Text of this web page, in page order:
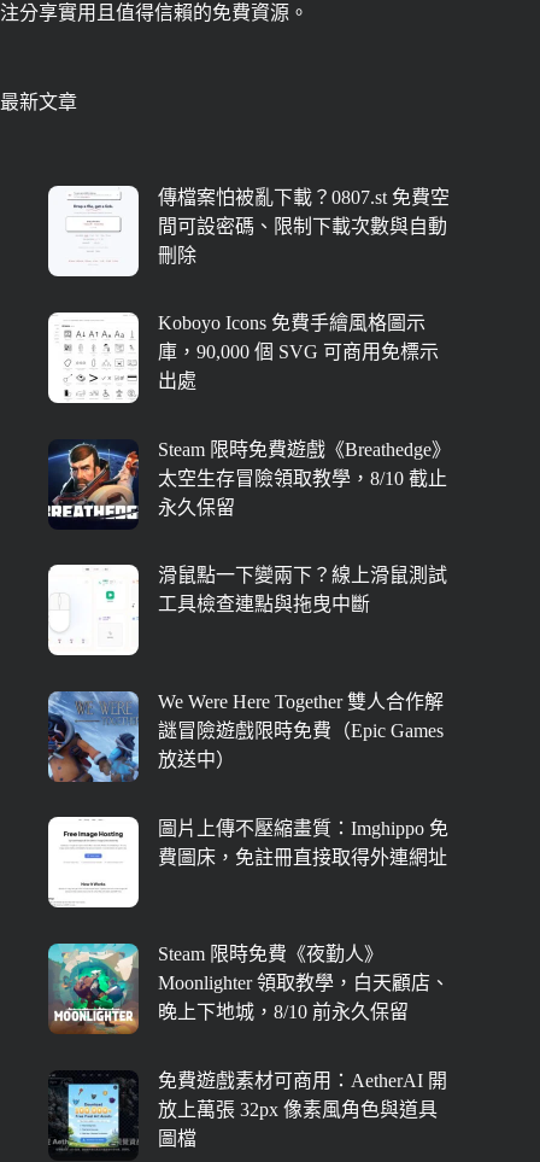
注分享實用且值得信賴的免費資源。
最新文章
傳檔案怕被亂下載？0807.st 免費空
間可設密碼、限制下載次數與自動
刪除
Koboyo Icons 免費手繪風格圖示
庫，90,000 個 SVG 可商用免標示
出處
Steam 限時免費遊戲《Breathedge》
太空生存冒險領取教學，8/10 截止
永久保留
滑鼠點一下變兩下？線上滑鼠測試
工具檢查連點與拖曳中斷
We Were Here Together 雙人合作解
謎冒險遊戲限時免費（Epic Games
放送中）
圖片上傳不壓縮畫質：Imghippo 免
費圖床，免註冊直接取得外連網址
Steam 限時免費《夜勤人》
Moonlighter 領取教學，白天顧店、
晚上下地城，8/10 前永久保留
免費遊戲素材可商用：AetherAI 開
放上萬張 32px 像素風角色與道具
圖檔